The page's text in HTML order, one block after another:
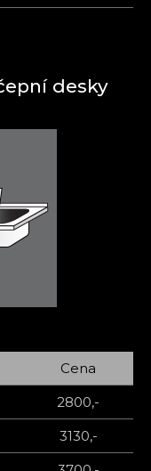
desky
Cena
2800,-
3130,-